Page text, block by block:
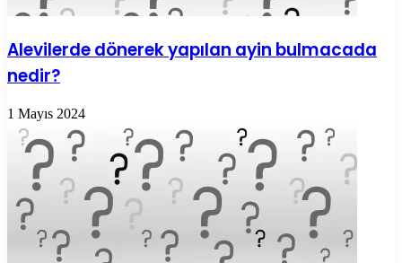
Alevilerde dönerek yapılan ayin bulmacada
nedir?
1 Mayıs 2024